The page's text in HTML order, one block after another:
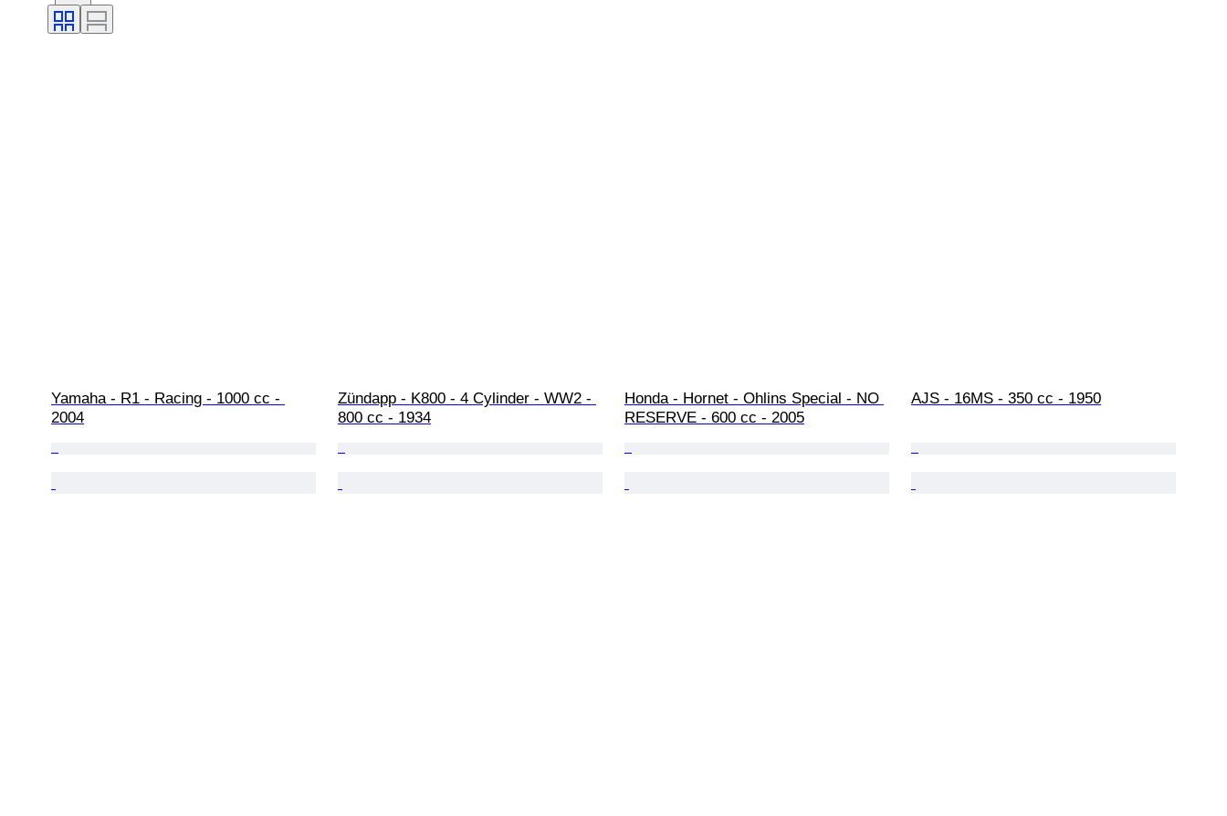
Yamaha - R1 - Racing - 1000 cc -
2004
Zündapp - K800 - 4 Cylinder - WW2 -
800 cc - 1934
Honda - Hornet - Ohlins Special - NO
RESERVE - 600 cc - 2005
AJS - 16MS - 350 cc - 1950